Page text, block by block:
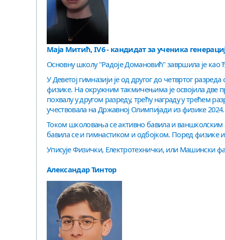
Маја Митић, IV6 - кандидат за ученика
Основну школу "Радоје Домановић" завршила је као
У Деветој гимназији је од другог до четвртог
физике. На окружним такмичењима је освојила две
похвалу у другом разреду, трећу награду у трећем
учествовала на Државној Олимпијади из физике
Током школовања се активно бавила и ваншколским
бавила се и гимнастиком и одбојком. Поред физике
Уписује Физички, Електротехнички, или Машински
Александар Тинтор